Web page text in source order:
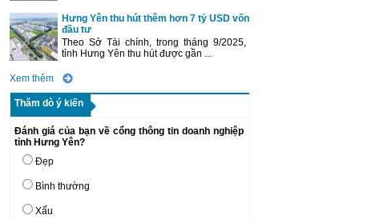
Hưng Yên thu hút thêm hơn 7 tỷ USD vốn
đầu tư
Theo Sở Tài chính, trong tháng 9/2025,
tỉnh Hưng Yên thu hút được gần ...
Xem thêm
Thăm dò ý kiến
Đánh giá của bạn về cổng thông tin doanh nghiệp
tỉnh Hưng Yên?
Đẹp
Bình thường
Xấu